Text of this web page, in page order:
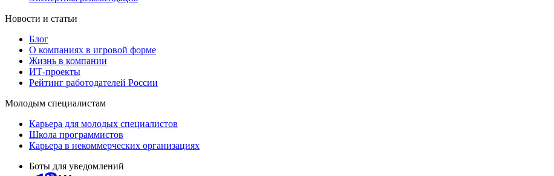
Новости и статьи
Блог
О компаниях в игровой форме
Жизнь в компании
ИТ-проекты
Рейтинг работодателей России
Молодым специалистам
Карьера для молодых специалистов
Школа программистов
Карьера в некоммерческих организациях
Боты для уведомлений